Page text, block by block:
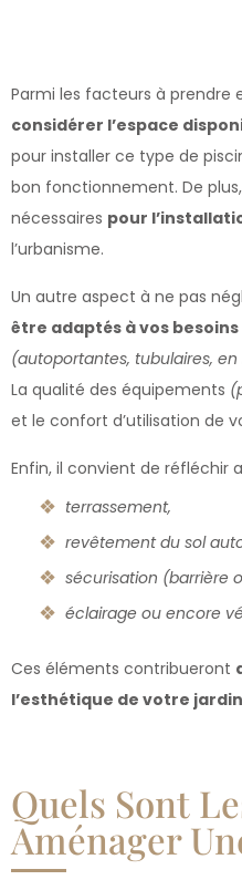
Parmi les facteurs à prendre
considérer l’espace
pour installer ce type de
bon fonctionnement. De
nécessaires pour
l’urbanisme.
Un autre aspect à ne pas
être adaptés à vos
(autoportantes, tubulaires,
La qualité des équipements
et le confort d’utilisation de
Enfin, il convient de réfléchir
terrassement,
revêtement du sol
sécurisation (barrière
éclairage ou encore
Ces éléments contribueront
l’esthétique de votre
Quels Sont
Aménager